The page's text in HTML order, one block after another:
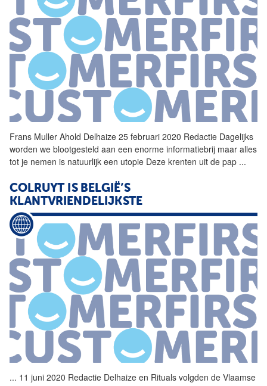
Frans Muller Ahold Delhaize 25 februari 2020 Redactie Dagelijks
worden we blootgesteld aan een enorme informatiebrij maar alles
tot je nemen is natuurlijk een utopie Deze krenten uit de pap ...
COLRUYT IS BELGIË’S
KLANTVRIENDELIJKSTE
... 11 juni 2020 Redactie Delhaize en Rituals volgden de Vlaamse